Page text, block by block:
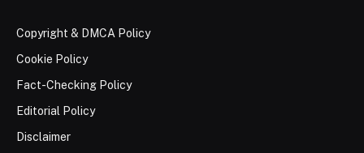
Copyright & DMCA Policy
Cookie Policy
Fact-Checking Policy
Editorial Policy
Disclaimer